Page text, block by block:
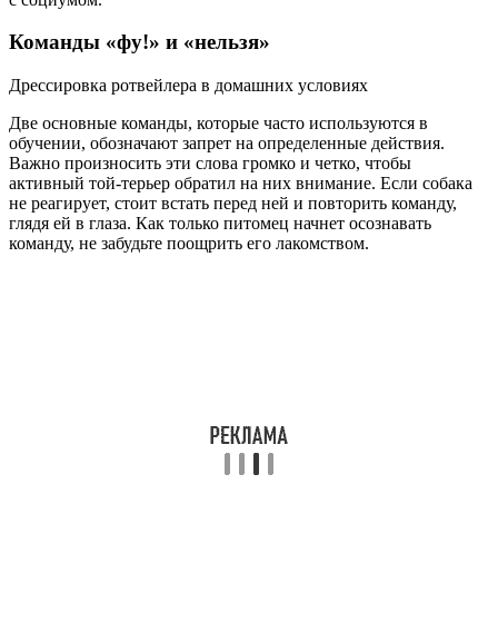
Команды «фу!» и «нельзя»
Дрессировка ротвейлера в домашних условиях
Две основные команды, которые часто используются в
обучении, обозначают запрет на определенные действия.
Важно произносить эти слова громко и четко, чтобы
активный той-терьер обратил на них внимание. Если собака
не реагирует, стоит встать перед ней и повторить команду,
глядя ей в глаза. Как только питомец начнет осознавать
команду, не забудьте поощрить его лакомством.